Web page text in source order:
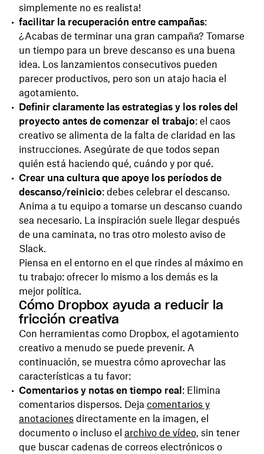
simplemente no es realista!
facilitar la recuperación entre campañas:
¿Acabas de terminar una gran campaña? Tomarse
un tiempo para un breve descanso es una buena
idea. Los lanzamientos consecutivos pueden
parecer productivos, pero son un atajo hacia el
agotamiento.
Definir claramente las estrategias y los roles del
proyecto antes de comenzar el trabajo: el caos
creativo se alimenta de la falta de claridad en las
instrucciones. Asegúrate de que todos sepan
quién está haciendo qué, cuándo y por qué.
Crear una cultura que apoye los períodos de
descanso/reinicio: debes celebrar el descanso.
Anima a tu equipo a tomarse un descanso cuando
sea necesario. La inspiración suele llegar después
de una caminata, no tras otro molesto aviso de
Slack.
Piensa en el entorno en el que rindes al máximo en
tu trabajo: ofrecer lo mismo a los demás es la
mejor política.
Cómo Dropbox ayuda a reducir la
fricción creativa
Con herramientas como Dropbox, el agotamiento
creativo a menudo se puede prevenir. A
continuación, se muestra cómo aprovechar las
características a tu favor:
Comentarios y notas en tiempo real: Elimina
comentarios dispersos. Deja comentarios y
anotaciones directamente en la imagen, el
documento o incluso el archivo de vídeo, sin tener
que buscar cadenas de correos electrónicos o